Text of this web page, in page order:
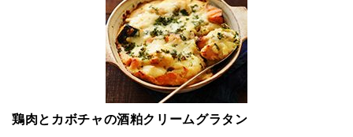
鶏肉とカボチャの酒粕クリームグラタン